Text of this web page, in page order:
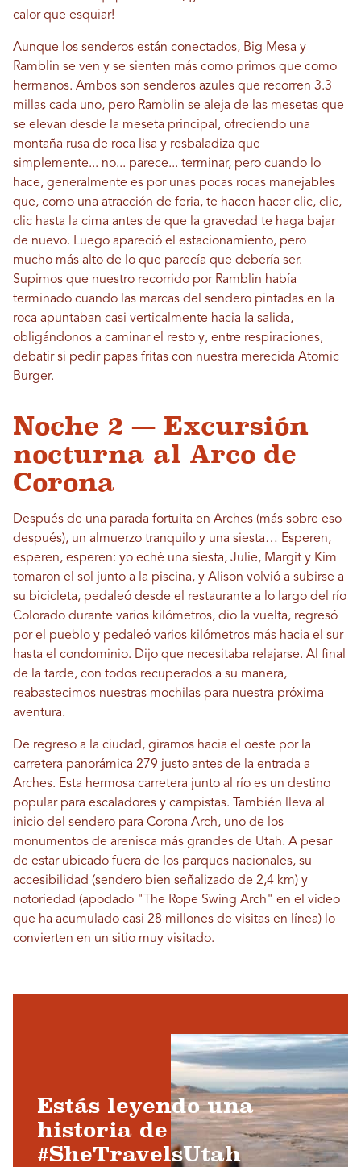
calor que esquiar!
Aunque los senderos están conectados, Big Mesa y
Ramblin se ven y se sienten más como primos que como
hermanos. Ambos son senderos azules que recorren 3.3
millas cada uno, pero Ramblin se aleja de las mesetas que
se elevan desde la meseta principal, ofreciendo una
montaña rusa de roca lisa y resbaladiza que
simplemente... no... parece... terminar, pero cuando lo
hace, generalmente es por unas pocas rocas manejables
que, como una atracción de feria, te hacen hacer clic, clic,
clic hasta la cima antes de que la gravedad te haga bajar
de nuevo. Luego apareció el estacionamiento, pero
mucho más alto de lo que parecía que debería ser.
Supimos que nuestro recorrido por Ramblin había
terminado cuando las marcas del sendero pintadas en la
roca apuntaban casi verticalmente hacia la salida,
obligándonos a caminar el resto y, entre respiraciones,
debatir si pedir papas fritas con nuestra merecida Atomic
Burger.
Noche 2 — Excursión
nocturna al Arco de
Corona
Después de una parada fortuita en Arches (más sobre eso
después), un almuerzo tranquilo y una siesta… Esperen,
esperen, esperen: yo eché una siesta, Julie, Margit y Kim
tomaron el sol junto a la piscina, y Alison volvió a subirse a
su bicicleta, pedaleó desde el restaurante a lo largo del río
Colorado durante varios kilómetros, dio la vuelta, regresó
por el pueblo y pedaleó varios kilómetros más hacia el sur
hasta el condominio. Dijo que necesitaba relajarse. Al final
de la tarde, con todos recuperados a su manera,
reabastecimos nuestras mochilas para nuestra próxima
aventura.
De regreso a la ciudad, giramos hacia el oeste por la
carretera panorámica 279 justo antes de la entrada a
Arches. Esta hermosa carretera junto al río es un destino
popular para escaladores y campistas. También lleva al
inicio del sendero para Corona Arch, uno de los
monumentos de arenisca más grandes de Utah. A pesar
de estar ubicado fuera de los parques nacionales, su
accesibilidad (sendero bien señalizado de 2,4 km) y
notoriedad (apodado "The Rope Swing Arch" en el video
que ha acumulado casi 28 millones de visitas en línea) lo
convierten en un sitio muy visitado.
Estás leyendo una
historia de
#SheTravelsUtah